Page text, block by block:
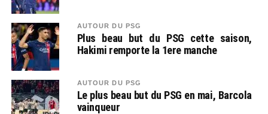
AUTOUR DU PSG
Plus beau but du PSG cette saison,
Hakimi remporte la 1ere manche
AUTOUR DU PSG
Le plus beau but du PSG en mai, Barcola
vainqueur